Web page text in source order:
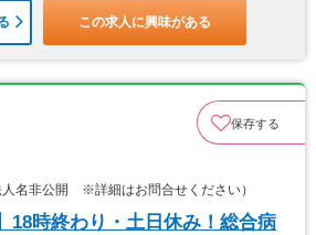
この求人に興味がある
保存する
名非公開 ※詳細はお問合せください）
18時終わり・土日休み！総合病